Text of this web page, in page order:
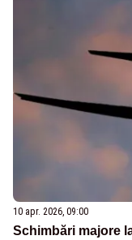
10 apr. 2026, 09:00
Schimbări majore